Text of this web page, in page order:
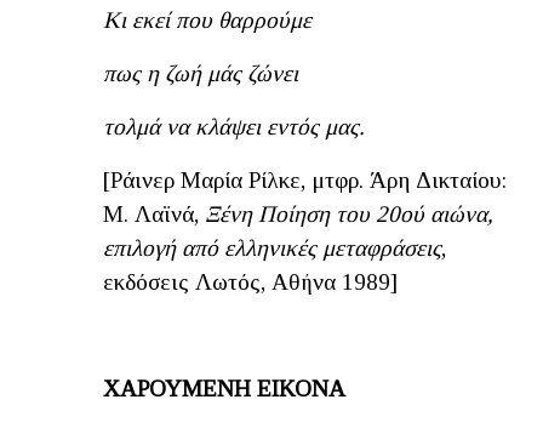
Κι εκεί που θαρρούμε
πως η ζωή μάς ζώνει
τολμά να κλάψει εντός μας.
[Ράινερ Μαρία Ρίλκε, μτφρ. Άρη Δικταίου:
Μ. Λαϊνά, Ξένη Ποίηση του 20ού αιώνα,
επιλογή από ελληνικές μεταφράσεις,
εκδόσεις Λωτός, Αθήνα 1989]
ΧΑΡΟΥΜΕΝΗ ΕΙΚΟΝΑ